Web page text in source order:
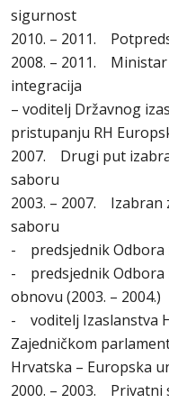
sigurnost
2010. – 2011.
2008. – 2011.
integracija
– voditelj Državnog
pristupanju RH
2007. Drugi put
saboru
2003. – 2007. Izabran
saboru
- predsjednik Odbora
- predsjednik Odbora
obnovu (2003. – 2004.)
- voditelj Izaslanstva
Zajedničkom
Hrvatska – Europska
2000. – 2003. Privatni